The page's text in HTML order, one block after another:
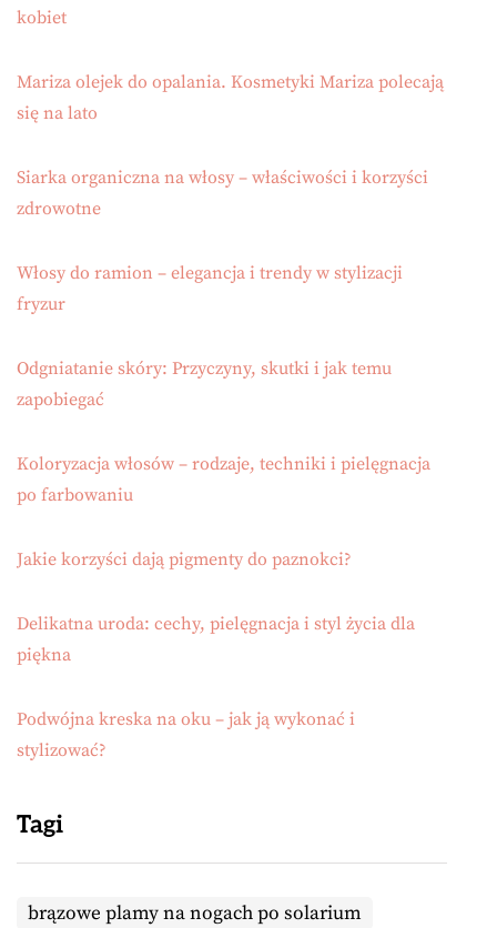
kobiet
Mariza olejek do opalania. Kosmetyki Mariza polecają
się na lato
Siarka organiczna na włosy – właściwości i korzyści
zdrowotne
Włosy do ramion – elegancja i trendy w stylizacji
fryzur
Odgniatanie skóry: Przyczyny, skutki i jak temu
zapobiegać
Koloryzacja włosów – rodzaje, techniki i pielęgnacja
po farbowaniu
Jakie korzyści dają pigmenty do paznokci?
Delikatna uroda: cechy, pielęgnacja i styl życia dla
piękna
Podwójna kreska na oku – jak ją wykonać i
stylizować?
Tagi
brązowe plamy na nogach po solarium